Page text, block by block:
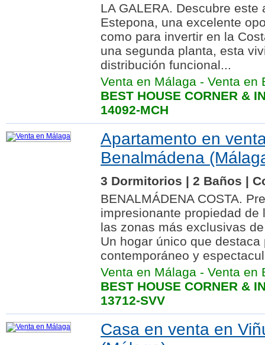
LA GALERA. Descubre
Estepona, una excelente
como para invertir en la
una segunda planta, esta
distribución funcional...
Venta en Málaga - Venta en
BEST HOUSE CORNER &
14092-MCH
Apartamento en
Benalmádena
3 Dormitorios | 2 Baños |
BENALMÁDENA COSTA.
impresionante propiedad de
las zonas más exclusivas
Un hogar único que
contemporáneo y
Venta en Málaga - Venta en
BEST HOUSE CORNER &
13712-SVV
Casa en venta en